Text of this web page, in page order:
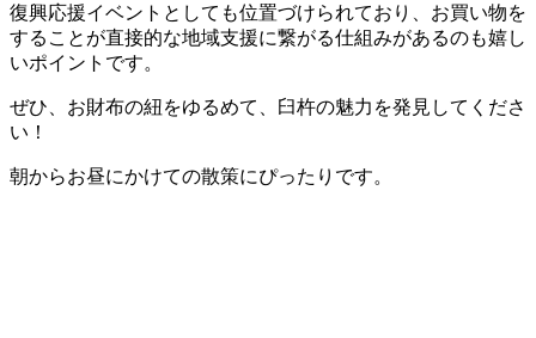
復興応援イベントとしても位置づけられており、お買い物を
することが直接的な地域支援に繋がる仕組みがあるのも嬉し
いポイントです。
ぜひ、お財布の紐をゆるめて、臼杵の魅力を発見してくださ
い！
朝からお昼にかけての散策にぴったりです。